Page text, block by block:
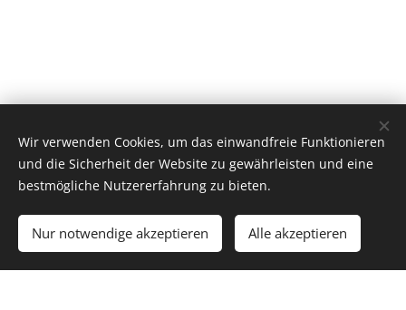
Wir verwenden Cookies, um das einwandfreie Funktionieren
und die Sicherheit der Website zu gewährleisten und eine
bestmögliche Nutzererfahrung zu bieten.
Nur notwendige akzeptieren Alle akzeptieren